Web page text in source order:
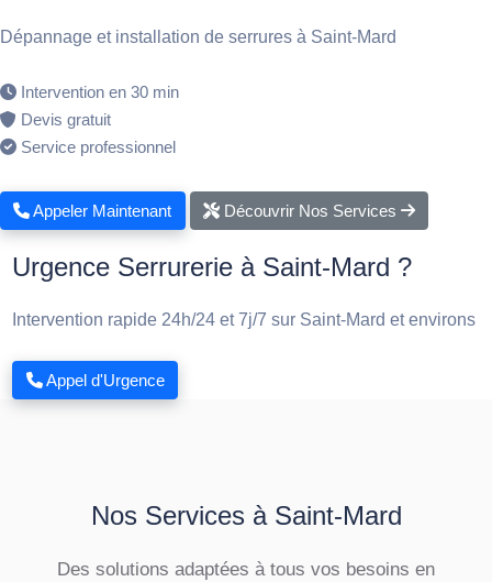
Dépannage et installation de serrures à Saint-Mard
Intervention en 30 min
Devis gratuit
Service professionnel
Appeler Maintenant Découvrir Nos Services
Urgence Serrurerie à Saint-Mard ?
Intervention rapide 24h/24 et 7j/7 sur Saint-Mard et environs
Appel d'Urgence
Nos Services à Saint-Mard
Des solutions adaptées à tous vos besoins en